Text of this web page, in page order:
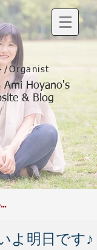
/Organist
Hoyano's
& Blog
よ明日です♪